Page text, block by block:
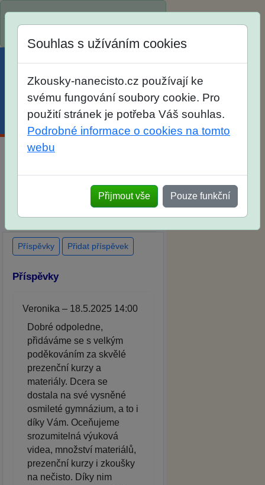
Spustili jsme přihlašování na školní
Menu Účet Košík
skutečných přijímacích
zkouškách
Souhlas s užíváním cookies
Zkousky-nanecisto.cz používají ke
svému fungování soubory cookie. Pro
použití stránek je potřeba Váš souhlas.
Podrobné informace o cookies na tomto
webu
Přijmout vše Pouze funkční
Příspěvky Přidat příspěvek
Příspěvky
Veronika – 18.5.2025 14:00
Dobré odpoledne,
přidáváme se s velkým
poděkováním za skvělé
prezenční kurzy a
materiály. Dcera se
dostala na své vysněné
osmileté gymnázium, a to i
díky Vám. Oceňujeme
srozumitelná výuková
videa, množství materiálů,
prezenční kurzy i zkoušky
na nečisto. Díky nim